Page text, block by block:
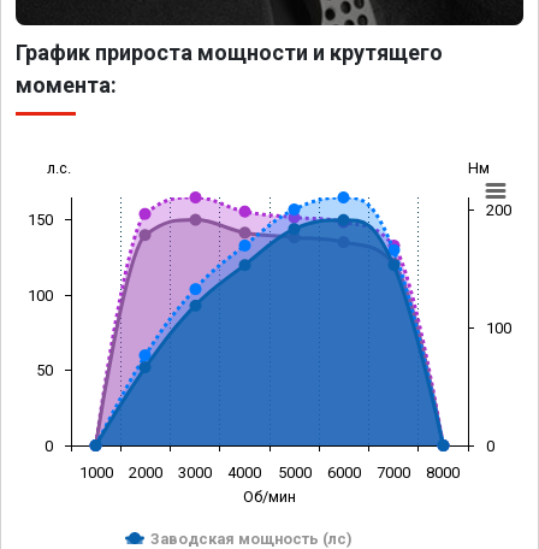
График прироста мощности и крутящего
момента:
Об/мин
л.с. Нм
Заводская мощность (лс)
1000 2000 3000 4000 5000 6000 7000 8000
0
50
100
150
0
100
200